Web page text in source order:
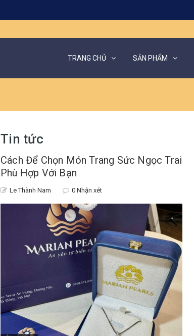
TRANG CHỦ SẢN PHẨM
Tin tức
Cách Để Chọn Món Trang Sức Ngọc Trai
Phù Hợp Với Bạn
Le Thành Nam 0 Nhận xét